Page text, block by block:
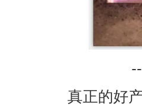
真正的好